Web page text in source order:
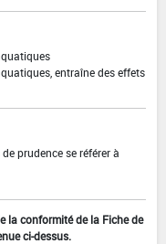
entraîne des effets
prudence se référer à
la conformité de la Fiche de
ci-dessus.